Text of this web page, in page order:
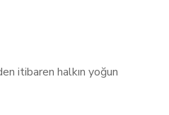
itibaren halkın yoğun